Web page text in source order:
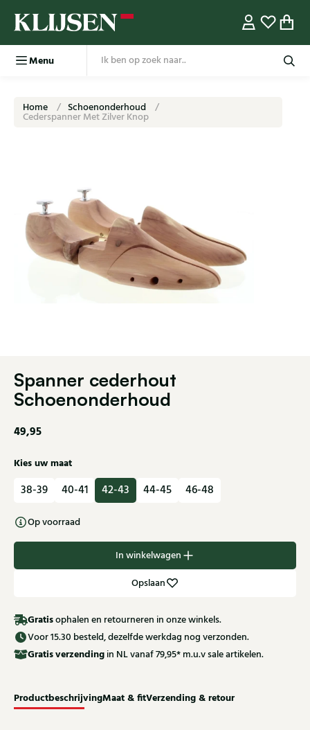
Menu
Home Schoenonderhoud
Cederspanner Met Zilver Knop
Spanner cederhout
Schoenonderhoud
49,95
Kies uw maat
38-39 40-41 42-43 44-45 46-48
Op voorraad
In winkelwagen
Opslaan
Gratisophalen en retourneren in onze winkels.
Voor 15.30 besteld, dezelfde werkdag nog verzonden.
Gratisverzending in NL vanaf 79,95* m.u.v sale artikelen.
ProductbeschrijvingMaat & fitVerzending & retour